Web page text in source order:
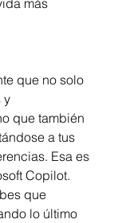
que no solo
y
que también
a tus
Esa es
Copilot.
que
lo último